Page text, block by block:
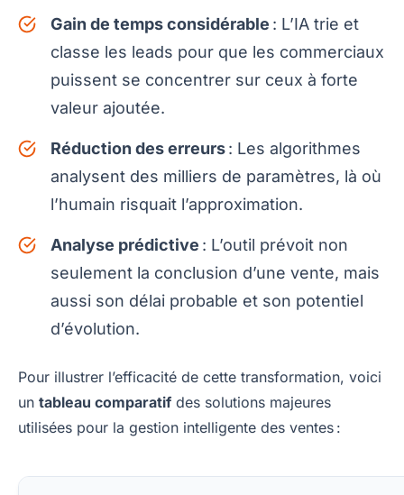
Gain de temps considérable : L’IA trie et
classe les leads pour que les commerciaux
puissent se concentrer sur ceux à forte
valeur ajoutée.
Réduction des erreurs: Les algorithmes
analysent des milliers de paramètres, là où
l’humain risquait l’approximation.
Analyse prédictive : L’outil prévoit non
seulement la conclusion d’une vente, mais
aussi son délai probable et son potentiel
d’évolution.
Pour illustrer l’efficacité de cette transformation, voici
un tableau comparatif des solutions majeures
utilisées pour la gestion intelligente des ventes :